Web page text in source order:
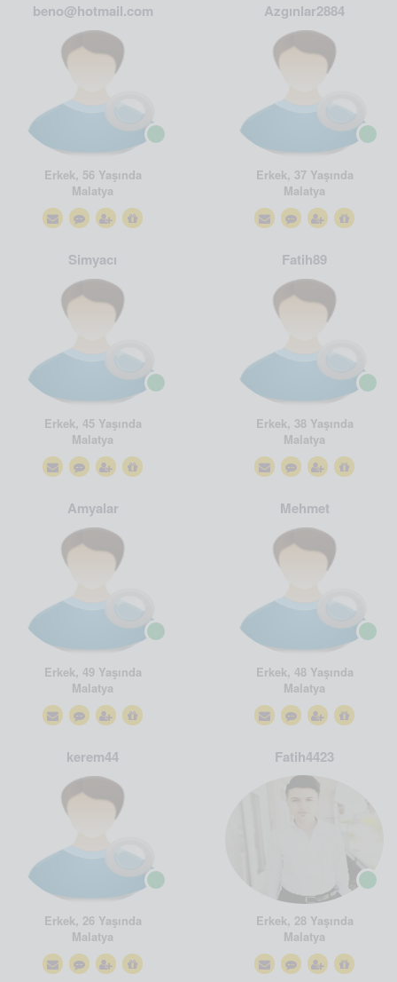
beno@hotmail.com
Erkek, 56 Yaşında
Malatya
Azgınlar2884
Erkek, 37 Yaşında
Malatya
Simyacı
Erkek, 45 Yaşında
Malatya
Fatih89
Erkek, 38 Yaşında
Malatya
Amyalar
Erkek, 49 Yaşında
Malatya
Mehmet
Erkek, 48 Yaşında
Malatya
kerem44
Erkek, 26 Yaşında
Malatya
Fatih4423
Erkek, 28 Yaşında
Malatya